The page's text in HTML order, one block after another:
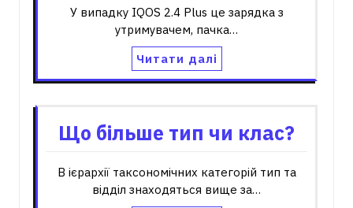
У випадку IQOS 2.4 Plus це зарядка з
утримувачем, пачка…
Читати далі
Що більше тип чи клас?
В ієрархії таксономічних категорій тип та
відділ знаходяться вище за…